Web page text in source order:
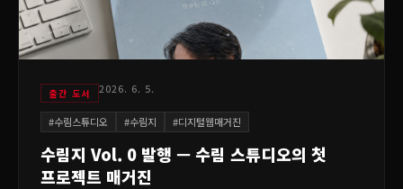
출간 도서 2026. 6. 5.
#수림스튜디오 #수림지 #디지털웹매거진
수림지 Vol. 0 발행 — 수림 스튜디오의 첫
프로젝트 매거진